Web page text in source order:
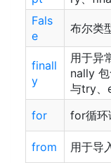
Fals
e
布尔类
finall
y
用于异
nally 包
与try、
for
for循环
from
用于导